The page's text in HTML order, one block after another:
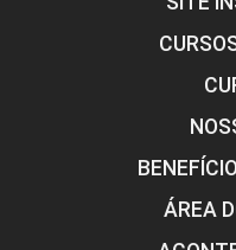
ÁREA